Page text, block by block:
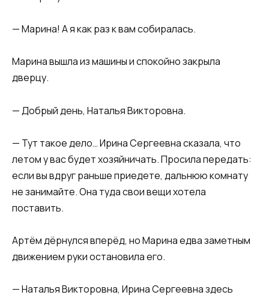
— Марина! А я как раз к вам собиралась.
Марина вышла из машины и спокойно закрыла
дверцу.
— Добрый день, Наталья Викторовна.
— Тут такое дело… Ирина Сергеевна сказала, что
летом у вас будет хозяйничать. Просила передать:
если вы вдруг раньше приедете, дальнюю комнату
не занимайте. Она туда свои вещи хотела
поставить.
Артём дёрнулся вперёд, но Марина едва заметным
движением руки остановила его.
— Наталья Викторовна, Ирина Сергеевна здесь